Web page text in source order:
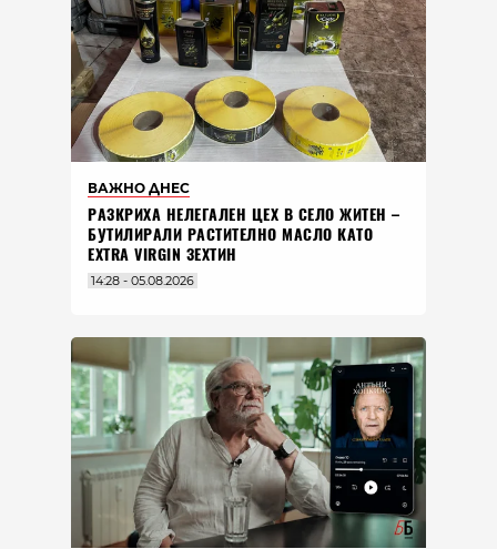
ВАЖНО ДНЕС
РАЗКРИХА НЕЛЕГАЛЕН ЦЕХ В СЕЛО ЖИТЕН –
БУТИЛИРАЛИ РАСТИТЕЛНО МАСЛО КАТО
EXTRA VIRGIN ЗЕХТИН
14:28 - 05.08.2026